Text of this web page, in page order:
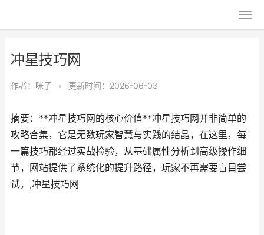
冲星技巧网
作者： 咪子 • 更新时间：2026-06-03
摘要：**冲星技巧网的核心价值**冲星技巧网并非简单的
攻略合集，它是无数玩家智慧与实践的结晶，在这里，每
一篇技巧都经过实战检验，从基础属性分析到高级操作细
节，网站提供了系统化的提升路径，玩家不再需要盲目尝
试，,冲星技巧网